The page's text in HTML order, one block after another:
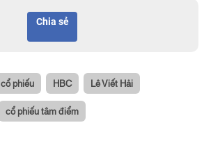
Chia sẻ
cổ phiếu HBC Lê Viết Hải
cổ phiếu tâm điểm